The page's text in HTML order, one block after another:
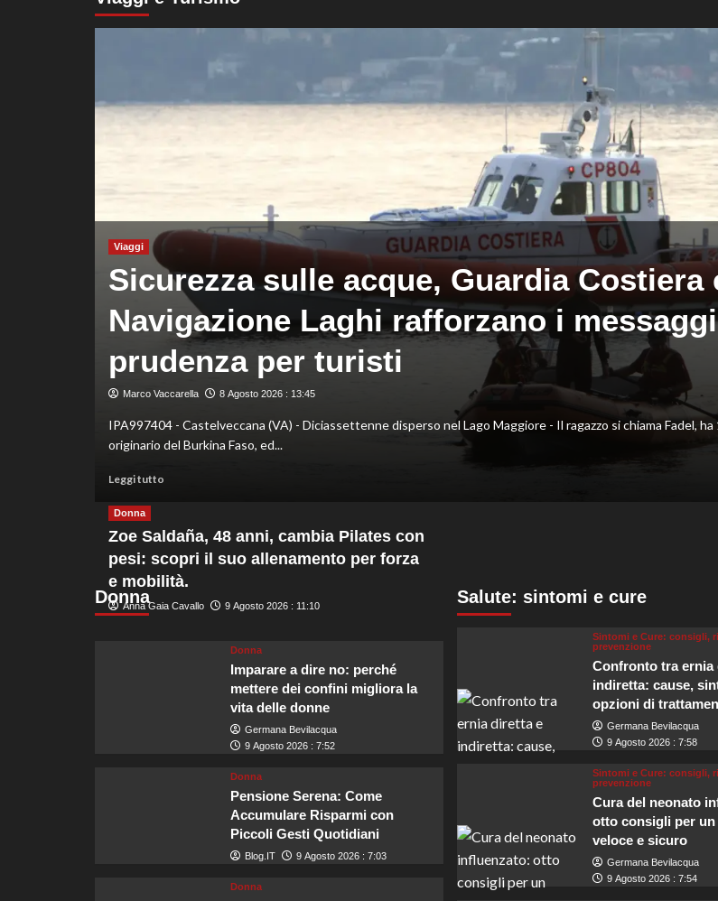
amichevole
Chelsea
di
Italia
staffetta
mista
di
Kelly
anni
bronzo
sui
100
ai
Mondiali
U20
Viaggi
Sicurezza sulle acque, Guardia Costiera
Navigazione Laghi rafforzano i
prudenza per turisti
Marco Vaccarella 8 Agosto 2026 : 13:45
IPA997404 - Castelveccana (VA) - Diciassettenne disperso nel Lago Maggiore - Il ragazzo si chiama Fadel, ha
originario del Burkina Faso, ed...
Leggi tuttoLeggi
su
Sicurezza
sulle
acque,
Costiera
Donna
Donna
Zoe Saldaña, 48 anni, cambia Pilates con
pesi: scopri il suo allenamento per forza
e mobilità.
Anna Gaia Cavallo 9 Agosto 2026 : 11:10
Donna
Imparare a dire no: perché
mettere dei confini migliora la
vita delle donne
Germana Bevilacqua
9 Agosto 2026 : 7:52
Donna
Pensione Serena: Come
Accumulare Risparmi con
Piccoli Gesti Quotidiani
Blog.IT 9 Agosto 2026 : 7:03
Donna
Salute: sintomi e cure
Sintomi e Cure: consigli,
prevenzione
Confronto tra ernia
indiretta: cause,
opzioni di
Germana Bevilacqua
9 Agosto 2026 : 7:58
Sintomi e Cure: consigli,
prevenzione
Cura del neonato
otto consigli per un
veloce e sicuro
Germana Bevilacqua
9 Agosto 2026 : 7:54